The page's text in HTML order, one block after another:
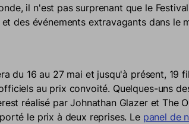
il n'est pas surprenant que le
des événements extravagants dans le
du 16 au 27 mai et jusqu'à présent, 19
au prix convoité. Quelques-uns
réalisé par Johnathan Glazer et The
le prix à deux reprises. Le panel de